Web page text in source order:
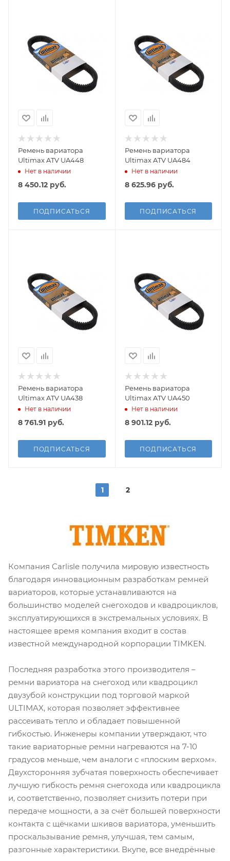
Ремень вариатора
Ultimax ATV UA448
Нет в наличии
8 450.12 руб.
ПОДПИСАТЬСЯ
Ремень вариатора
Ultimax ATV UA484
Нет в наличии
8 625.96руб.
ПОДПИСАТЬСЯ
Ремень вариатора
Ultimax ATV UA438
Нет в наличии
8 761.91 руб.
ПОДПИСАТЬСЯ
Ремень вариатора
Ultimax ATV UA450
Нет в наличии
8 901.12руб.
ПОДПИСАТЬСЯ
1 2
Компания Carlisle получила мировую известность
благодаря инновационным разработкам ремней
вариаторов, которые устанавливаются на
большинство моделей снегоходов и квадроциклов,
эксплуатирующихся в экстремальных условиях. В
настоящее время компания входит в состав
известной международной корпорации TIMKEN.
Последняя разработка этого производителя –
ремни вариатора на снегоход или квадроцикл
двузубой конструкции под торговой маркой
ULTIMAX, которая позволяет эффективнее
рассеивать тепло и обладает повышенной
гибкостью. Инженеры компании утверждают, что
такие вариаторные ремни нагреваются на 7-10
градусов меньше, чем аналоги с «плоским верхом».
Двухсторонняя зубчатая поверхность обеспечивает
лучшую гибкость ремня снегохода или квадроцикла
и, соответственно, позволяет снизить потери при
передаче мощности, а за счёт большей поверхности
контакта с щёчками шкивов вариатора, уменьшить
проскальзывание ремня, улучшая, тем самым,
разгонные характеристики. Вкупе, все внедрённые